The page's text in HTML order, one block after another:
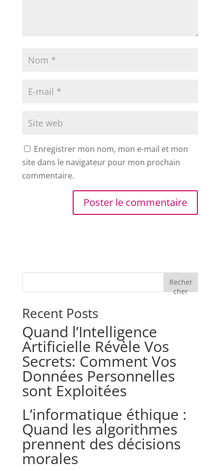
Enregistrer mon nom, mon e-mail et mon
site dans le navigateur pour mon prochain
commentaire.
Recher
cher
Recent Posts
Quand l’Intelligence
Artificielle Révèle Vos
Secrets: Comment Vos
Données Personnelles
sont Exploitées
L’informatique éthique :
Quand les algorithmes
prennent des décisions
morales